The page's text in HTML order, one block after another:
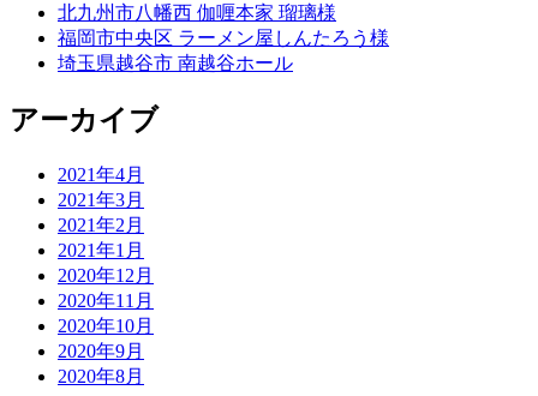
北九州市八幡西 伽喱本家 瑠璃様
福岡市中央区 ラーメン屋しんたろう様
埼玉県越谷市 南越谷ホール
アーカイブ
2021年4月
2021年3月
2021年2月
2021年1月
2020年12月
2020年11月
2020年10月
2020年9月
2020年8月